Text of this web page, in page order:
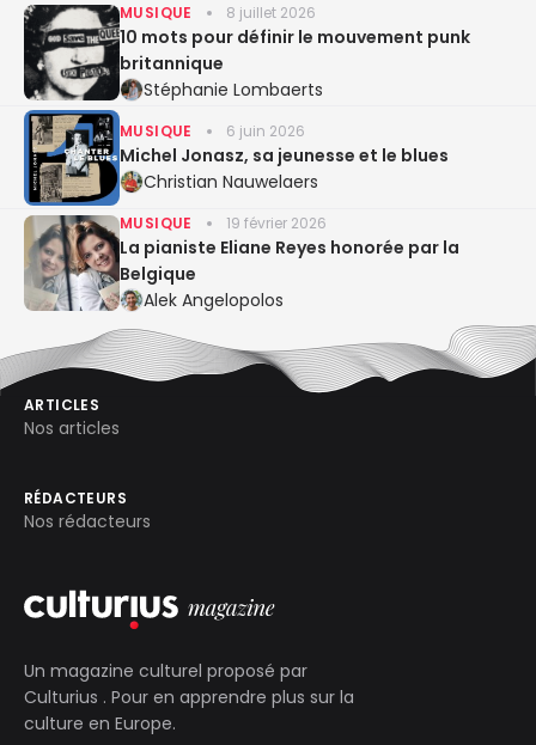
MUSIQUE 8 juillet 2026
10 mots pour définir le mouvement punk
britannique
Stéphanie Lombaerts
MUSIQUE 6 juin 2026
Michel Jonasz, sa jeunesse et le blues
Christian Nauwelaers
MUSIQUE 19 février 2026
La pianiste Eliane Reyes honorée par la
Belgique
Alek Angelopolos
Un magazine culturel proposé par
Culturius . Pour en apprendre plus sur la
culture en Europe.
ARTICLES
Nos articles
RÉDACTEURS
Nos rédacteurs